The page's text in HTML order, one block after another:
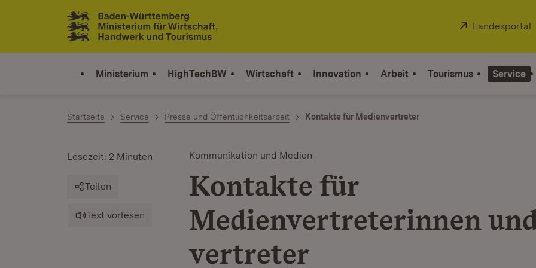
Zum Inhalt springen
Link zur Startseite
Extern:
Landesportal
Ministerium HighTechBW Wirtschaft Innovation Arbeit Tourismus Service
Startseite Service Presse und Öffentlichkeitsarbeit Kontakte für Medienvertreter
Kommunikation und Medien
Kontakte für
Medienvertreterinnen
vertreter
Lesezeit: 2 Minuten
Teilen
Text vorlesen